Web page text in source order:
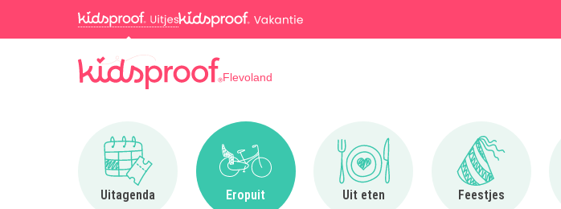
Flevoland
Uitagenda
Ga naar Uitagenda
Eropuit
Ga naar Eropuit
Uit eten
Ga naar Uit eten
Feestjes
Ga naar